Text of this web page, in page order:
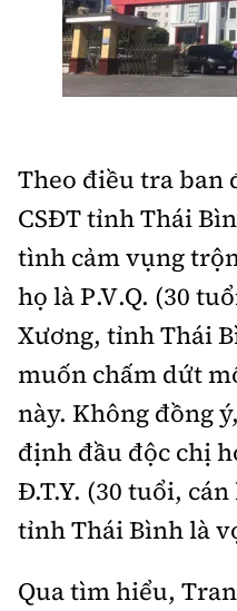
Theo điều tra ban
CSĐT tỉnh Thái
tình cảm vụng
họ là P.V.Q. (30
Xương, tỉnh Thái
muốn chấm dứt
này. Không đồng
định đầu độc chị
Đ.T.Y. (30 tuổi,
tỉnh Thái Bình là
Qua tìm hiểu,